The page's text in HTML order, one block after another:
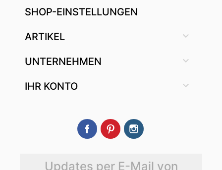
SHOP-EINSTELLUNGEN
ARTIKEL 
UNTERNEHMEN 
IHR KONTO 
FacebookPinterest
Updates per E-Mail von